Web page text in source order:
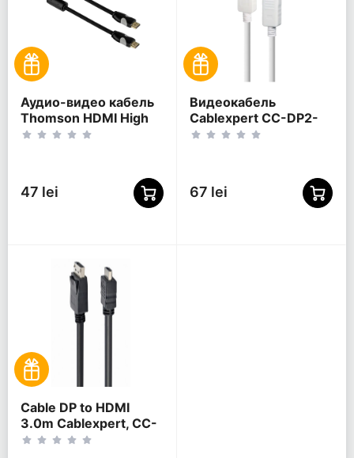
Аудио-видео кабель
Thomson HDMI High
Speed, HDMI (M) -
47 lei
Видеокабель
Cablexpert CC-DP2-
6-W, DisplayPort (M) -
67 lei
Cable DP to HDMI
3.0m Cablexpert, CC-
DP-HDMI-3M